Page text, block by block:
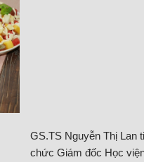
GS.TS Nguyễn Thị Lan
chức Giám đốc Học